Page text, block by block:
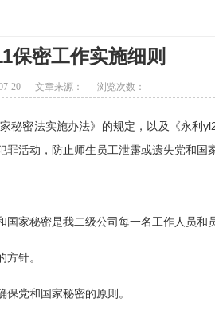
保密工作实施细则
07-20 文章来源： 浏览次数：
秘密法实施办法》的规定，以及《永利
活动，防止师生员工泄露或遗失党和国
国家秘密是我二级公司每一名工作人员和
针。
党和国家秘密的原则。